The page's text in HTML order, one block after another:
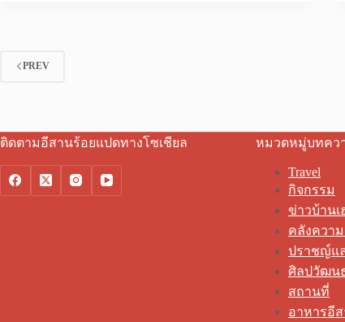
PREV
ติดตามอีสานร้อยแปดทางโซเชียล หมวดหมู่บทคว
Travel
กิจกรรม
ข่าวบ้านเ
คลังควา
ปราชญ์แ
ศิลปวัฒน
สถานที่
อาหารอี